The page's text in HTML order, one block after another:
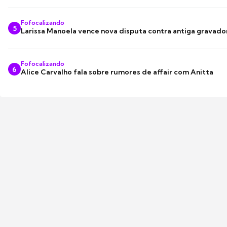
5
Fofocalizando
Larissa Manoela vence nova disputa contra antiga
6
Fofocalizando
Alice Carvalho fala sobre rumores de affair com Anitta